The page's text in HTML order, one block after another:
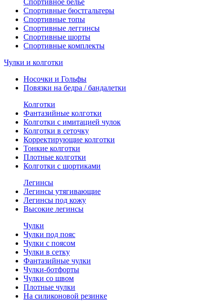
Спортивное белье
Спортивные бюстгальтеры
Спортивные топы
Спортивные леггинсы
Спортивные шорты
Спортивные комплекты
Чулки и колготки
Носочки и Гольфы
Повязки на бедра / бандалетки
Колготки
Фантазийные колготки
Колготки с имитацией чулок
Колготки в сеточку
Корректирующие колготки
Тонкие колготки
Плотные колготки
Колготки с шортиками
Легинсы
Легинсы утягивающие
Легинсы под кожу
Высокие легинсы
Чулки
Чулки под пояс
Чулки с поясом
Чулки в сетку
Фантазийные чулки
Чулки-ботфорты
Чулки со швом
Плотные чулки
На силиконовой резинке